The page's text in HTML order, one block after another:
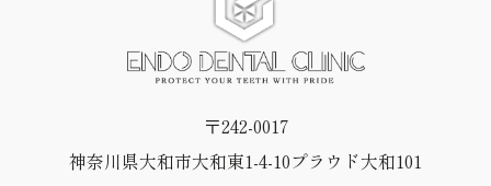
〒242-0017
神奈川県大和市大和東1-4-10プラウド大和101